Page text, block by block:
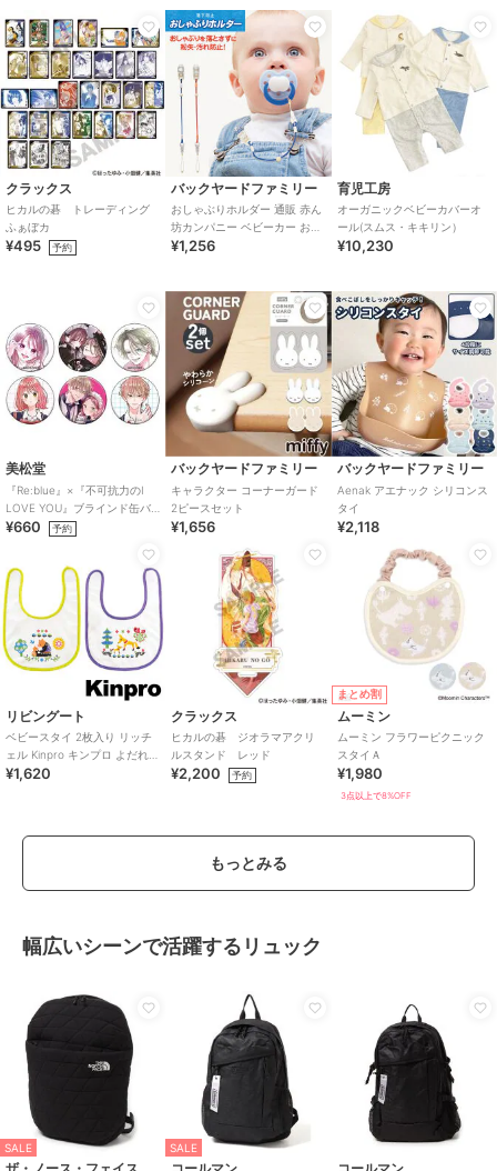
クラックス
ヒカルの碁 トレーディング
ふぁぼカ
¥495 予約
バックヤードファミリー
おしゃぶりホルダー 通販 赤ん
坊カンパニー ベビーカー おし
ゃぶり ホルダー 洗える 清潔
¥1,256
育児工房
オーガニックベビーカバーオ
ール(スムス・キキリン）
¥10,230
美松堂
『Re:blue』×『不可抗力のI
LOVE YOU』ブラインド缶バ
ッジ（全6種）
¥660 予約
バックヤードファミリー
キャラクター コーナーガード
2ピースセット
¥1,656
バックヤードファミリー
Aenak アエナック シリコンス
タイ
¥2,118
リビングート
ベビースタイ 2枚入り リッチ
ェル Kinpro キンプロ よだれか
け ベビーグッズ
¥1,620
クラックス
ヒカルの碁 ジオラマアクリ
ルスタンド レッド
¥2,200 予約
まとめ割
ムーミン
ムーミン フラワーピクニック
スタイＡ
¥1,980
3点以上で8%OFF
もっとみる
幅広いシーンで活躍するリュック
SALE SALE